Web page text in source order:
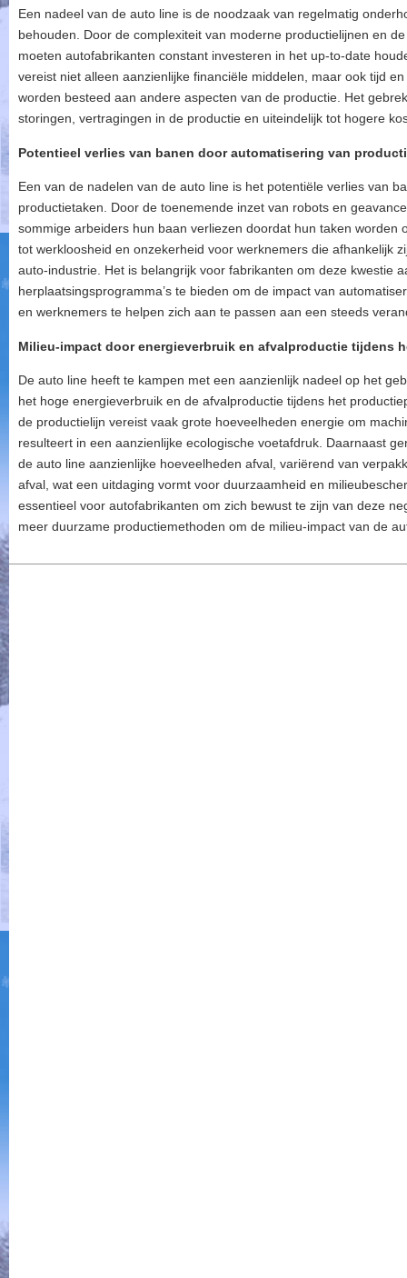
Een nadeel van de auto line is de noodzaak van regelmatig
behouden. Door de complexiteit van moderne productielijnen en
moeten autofabrikanten constant investeren in het up-to-date
vereist niet alleen aanzienlijke financiële middelen, maar ook tijd
worden besteed aan andere aspecten van de productie. Het
storingen, vertragingen in de productie en uiteindelijk tot hogere
Potentieel verlies van banen door automatisering van
Een van de nadelen van de auto line is het potentiële verlies van
productietaken. Door de toenemende inzet van robots en
sommige arbeiders hun baan verliezen doordat hun taken worden
tot werkloosheid en onzekerheid voor werknemers die afhankelijk
auto-industrie. Het is belangrijk voor fabrikanten om deze kwestie
herplaatsingsprogramma’s te bieden om de impact van
en werknemers te helpen zich aan te passen aan een steeds
Milieu-impact door energieverbruik en afvalproductie tijdens
De auto line heeft te kampen met een aanzienlijk nadeel op het
het hoge energieverbruik en de afvalproductie tijdens het
de productielijn vereist vaak grote hoeveelheden energie om
resulteert in een aanzienlijke ecologische voetafdruk. Daarnaast
de auto line aanzienlijke hoeveelheden afval, variërend van
afval, wat een uitdaging vormt voor duurzaamheid en
essentieel voor autofabrikanten om zich bewust te zijn van deze
meer duurzame productiemethoden om de milieu-impact van de